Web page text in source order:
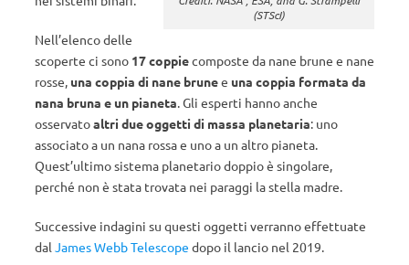
(STScI)
Nell’elenco delle
scoperte ci sono 17 coppiecomposte da nane brune e nane
rosse, una coppia di nane brunee una coppia formata da
nana bruna e un pianeta. Gli esperti hanno anche
osservatoaltri due oggetti di massa planetaria: uno
associato a un nana rossa e uno a un altro pianeta.
Quest’ultimo sistema planetario doppio è singolare,
perché non è stata trovata nei paraggi la stella madre.
Successive indagini su questi oggetti verranno effettuate
dal James Webb Telescope dopo il lancio nel 2019.